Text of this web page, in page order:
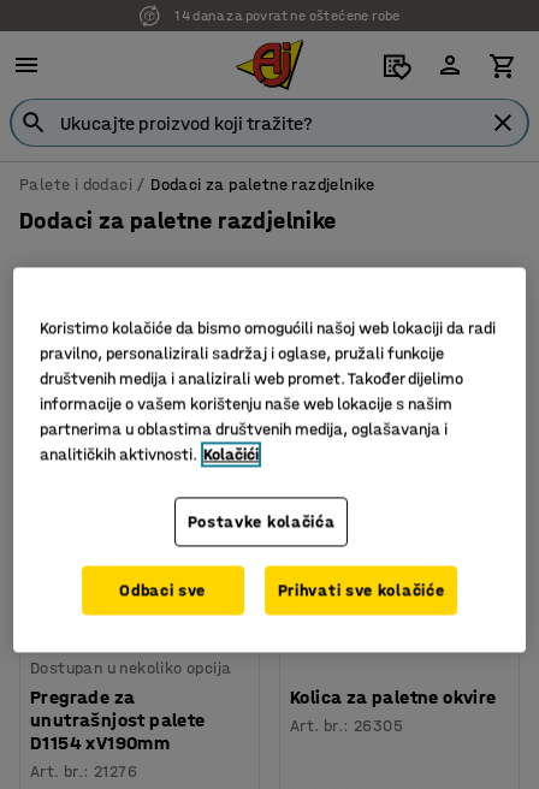
14 dana za povrat ne oštećene robe
Palete i dodaci Dodaci za paletne razdjelnike
Dodaci za paletne razdjelnike
Filter Sortiraj
4 proizvoda
Dostupan u nekoliko opcija
Pregrade za
unutrašnjost palete
D1154 xV190mm
Art. br.: 21276
Kolica za paletne okvire
Art. br.: 26305
Koristimo kolačiće da bismo omogućili našoj web lokaciji da radi
pravilno, personalizirali sadržaj i oglase, pružali funkcije
društvenih medija i analizirali web promet. Također dijelimo
informacije o vašem korištenju naše web lokacije s našim
partnerima u oblastima društvenih medija, oglašavanja i
analitičkih aktivnosti. Kolačići
Postavke kolačića
Odbaci sve Prihvati sve kolačiće